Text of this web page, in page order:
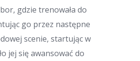
gdzie trenowała do
go przez następne
scenie, startując w
jej się awansować do